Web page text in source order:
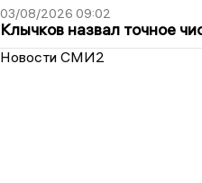
03/08/2026 09:02
Клычков назвал точное
Новости СМИ2